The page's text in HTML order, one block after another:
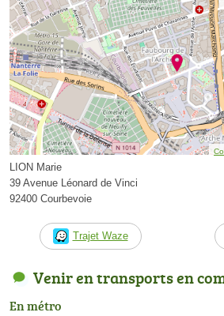
LION Marie
39 Avenue Léonard de Vinci
92400 Courbevoie
Trajet Waze
Venir en transports en
En métro